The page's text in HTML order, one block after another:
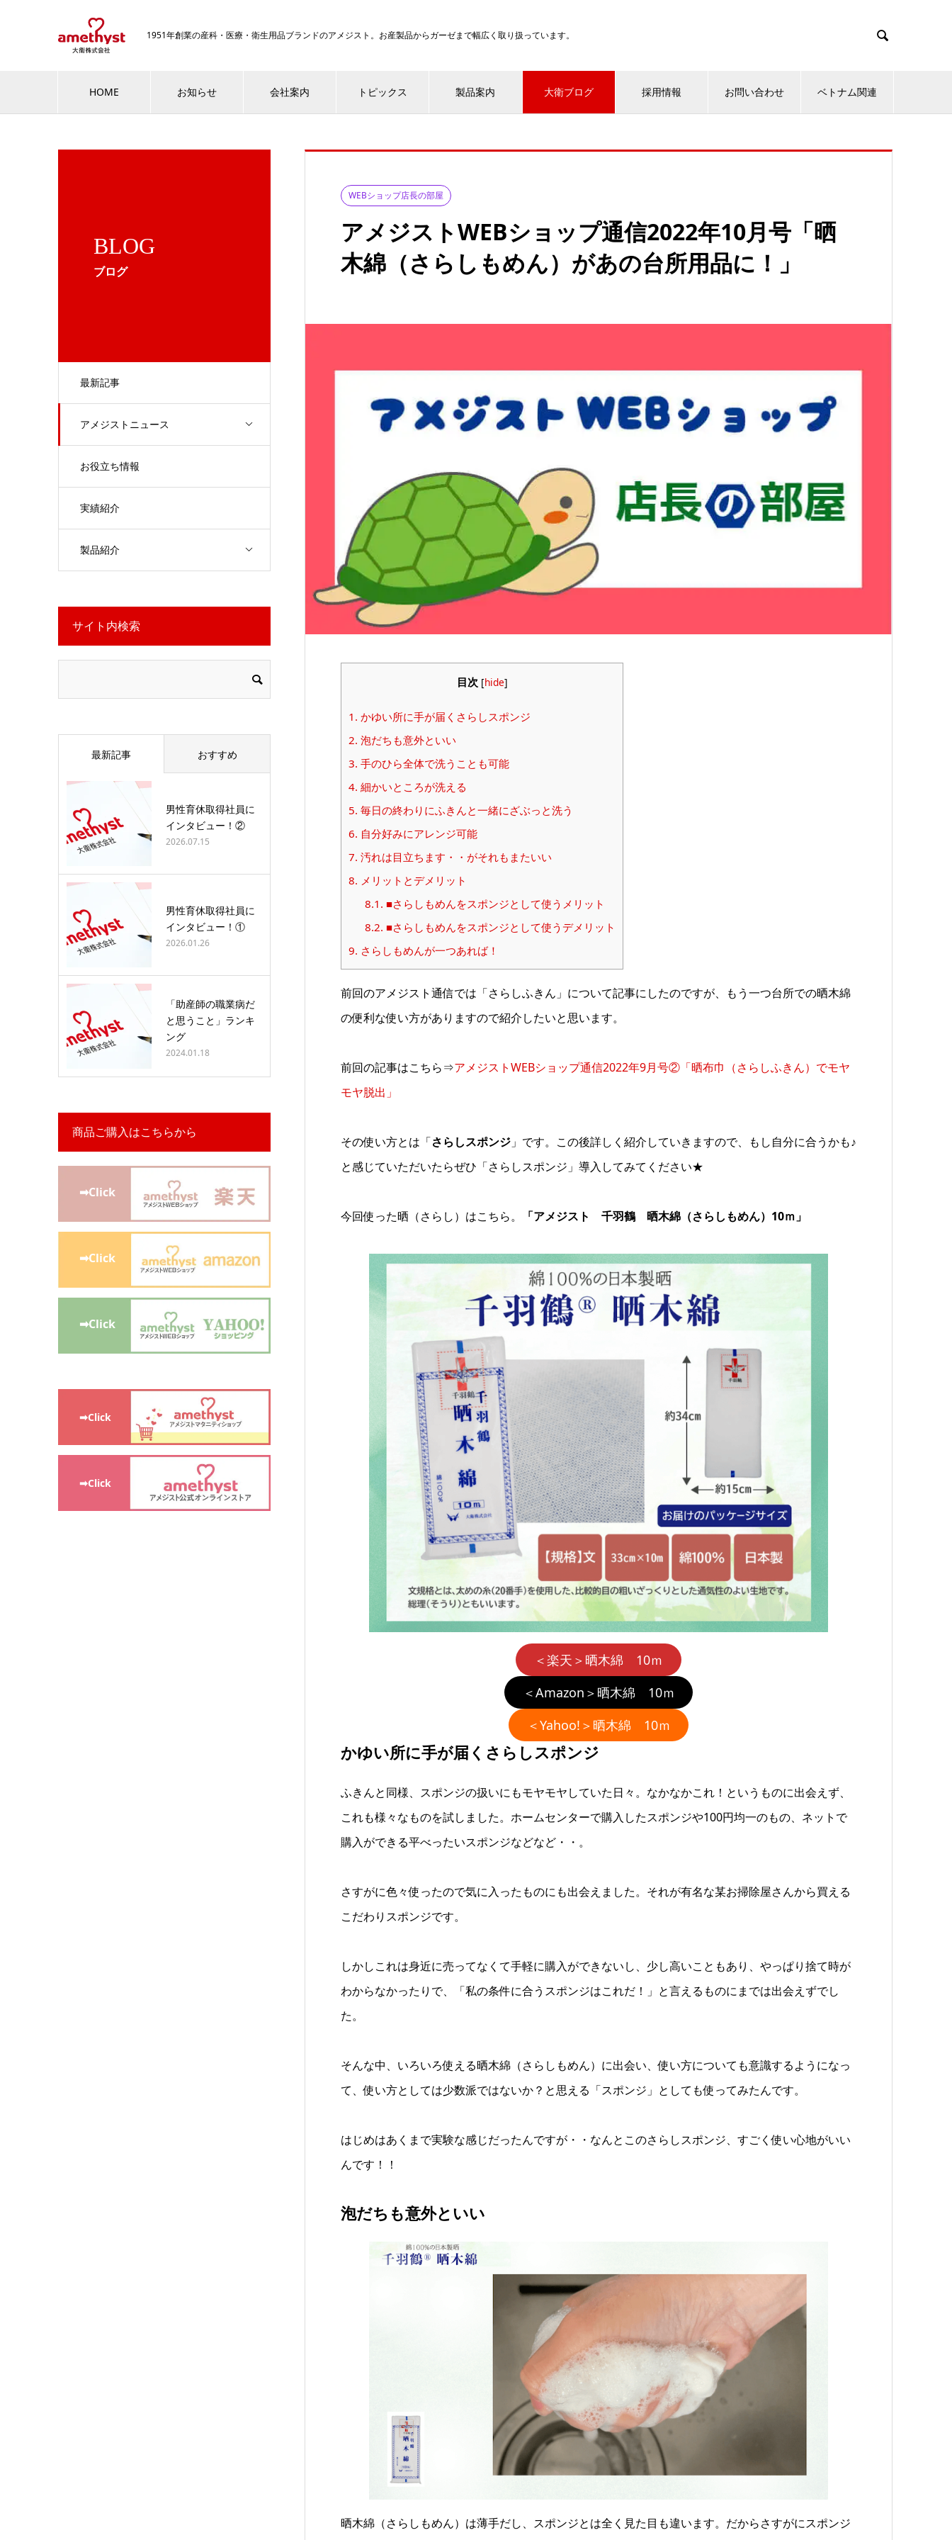
1951年創業の産科・医療・衛生用品ブランドのアメジスト。お産製品からガーゼまで幅広く取り扱っています。 
HOME お知らせ 会社案内 トピックス 製品案内 大衛ブログ 採用情報 お問い合わせ ベトナム関連
BLOG
ブログ
最新記事
アメジストニュース
お役立ち情報
実績紹介
製品紹介
WEBショップ店長の部屋
アメジストWEBショップ通信2022年10月号「晒
木綿（さらしもめん）があの台所用品に！」
目次 [hide]
1. かゆい所に手が届くさらしスポンジ
2. 泡だちも意外といい
3. 手のひら全体で洗うことも可能
4. 細かいところが洗える
5. 毎日の終わりにふきんと一緒にざぶっと洗う
6. 自分好みにアレンジ可能
7. 汚れは目立ちます・・がそれもまたいい
8. メリットとデメリット
8.1. ■さらしもめんをスポンジとして使うメリット
8.2. ■さらしもめんをスポンジとして使うデメリット
9. さらしもめんが一つあれば！
前回のアメジスト通信では「さらしふきん」について記事にしたのですが、もう一つ台所での晒木綿
の便利な使い方がありますので紹介したいと思います。
前回の記事はこちら⇒アメジストWEBショップ通信2022年9月号②「晒布巾（さらしふきん）でモヤ
モヤ脱出」
その使い方とは「さらしスポンジ 」です。この後詳しく紹介していきますので、もし自分に合うかも♪
と感じていただいたらぜひ「さらしスポンジ」導入してみてください★
今回使った晒（さらし）はこちら。 「アメジスト 千羽鶴 晒木綿（さらしもめん）10ｍ」
＜楽天＞晒木綿 10ｍ
＜Amazon＞晒木綿 10ｍ
＜Yahoo!＞晒木綿 10ｍ
かゆい所に手が届くさらしスポンジ
ふきんと同様、スポンジの扱いにもモヤモヤしていた日々。なかなかこれ！というものに出会えず、
これも様々なものを試しました。ホームセンターで購入したスポンジや100円均一のもの、ネットで
購入ができる平べったいスポンジなどなど・・。
さすがに色々使ったので気に入ったものにも出会えました。それが有名な某お掃除屋さんから買える
こだわりスポンジです。
しかしこれは身近に売ってなくて手軽に購入ができないし、少し高いこともあり、やっぱり捨て時が
わからなかったりで、「私の条件に合うスポンジはこれだ！」と言えるものにまでは出会えずでし
た。
そんな中、いろいろ使える晒木綿（さらしもめん）に出会い、使い方についても意識するようになっ
て、使い方としては少数派ではないか？と思える「スポンジ」としても使ってみたんです。
はじめはあくまで実験な感じだったんですが・・なんとこのさらしスポンジ、すごく使い心地がいい
んです！！
泡だちも意外といい
晒木綿（さらしもめん）は薄手だし、スポンジとは全く見た目も違います。だからさすがにスポンジ
サイト内検索
最新記事 おすすめ
男性育休取得社員に
インタビュー！②
2026.07.15
男性育休取得社員に
インタビュー！①
2026.01.26
「助産師の職業病だ
と思うこと」ランキ
ング
2024.01.18
商品ご購入はこちらから
➡Click
➡Click
➡Click
➡Click
➡Click